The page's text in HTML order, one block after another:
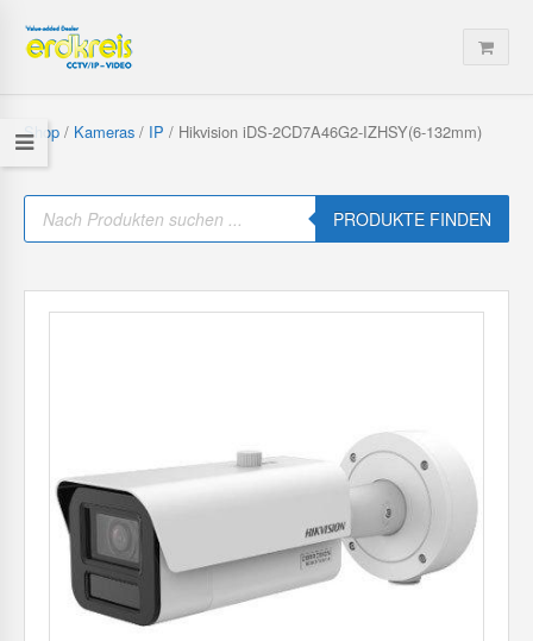
Shop / Kameras / IP / Hikvision iDS-2CD7A46G2-IZHSY(6-132mm)
P
o
PRODUKTE FINDEN